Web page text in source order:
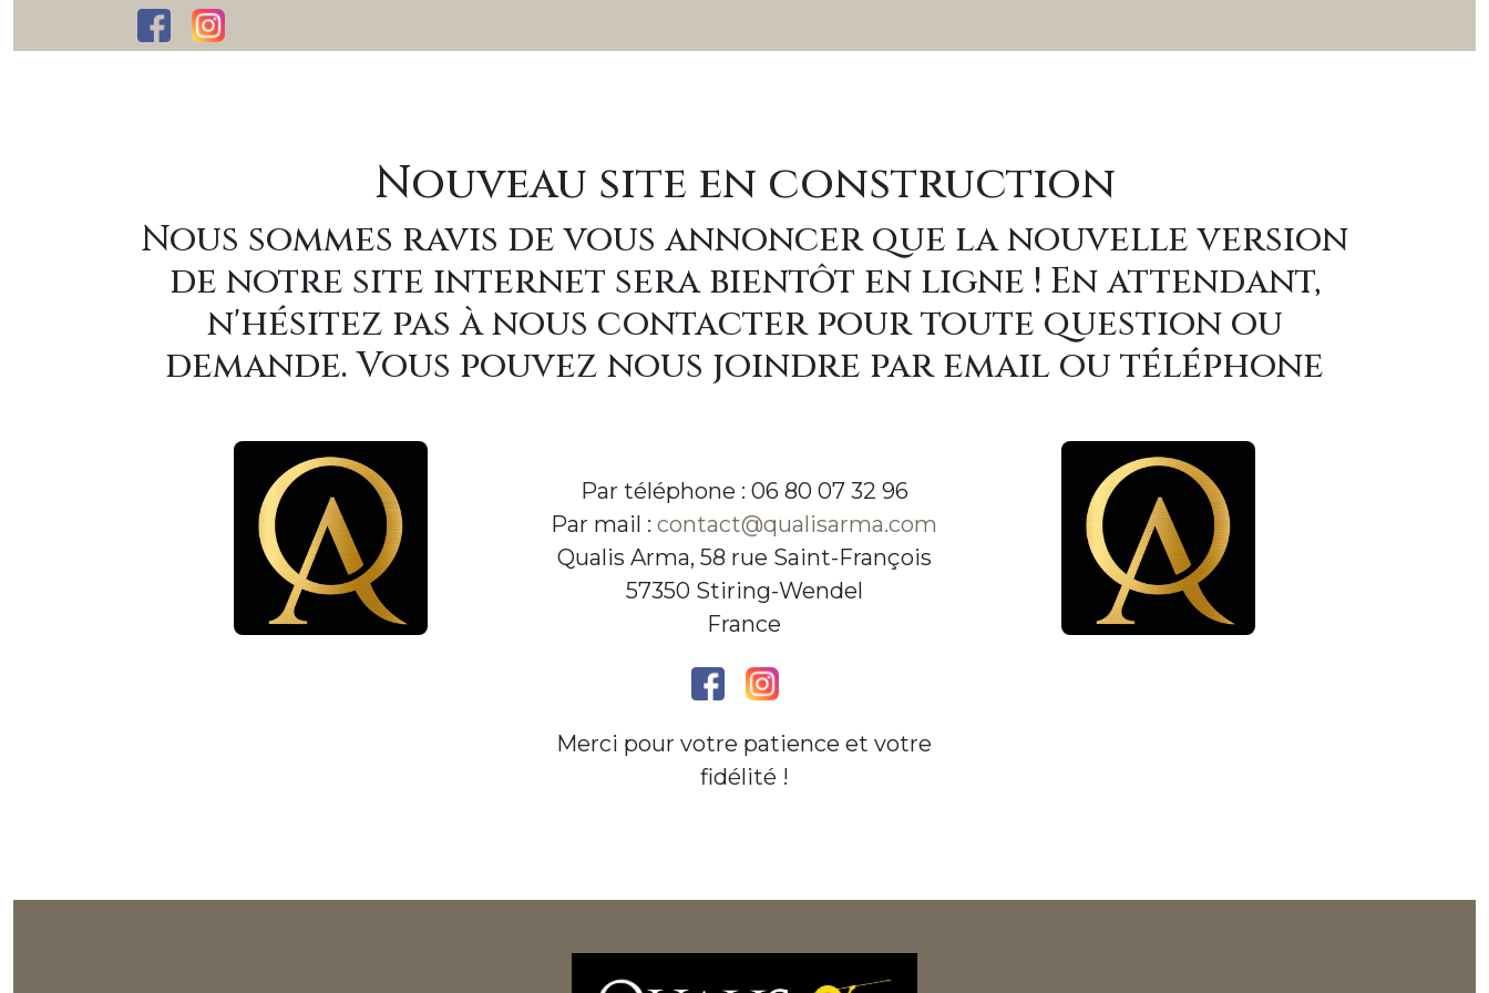
Nouveau site en construction
Nous sommes ravis de vous annoncer que la nouvelle version
de notre site internet sera bientôt en ligne ! En attendant,
n'hésitez pas à nous contacter pour toute question ou
demande. Vous pouvez nous joindre par email ou téléphone
Par téléphone : 06 80 07 32 96
Par mail :contact@qualisarma.com
Qualis Arma, 58 rue Saint-François
57350 Stiring-Wendel
France
Merci pour votre patience et votre
fidélité !